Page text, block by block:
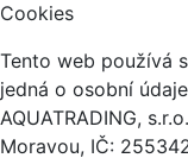
Cookies
Tento web používá
jedná o osobní
AQUATRADING,
Moravou, IČ: